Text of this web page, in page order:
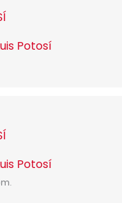
Potosí
Potosí